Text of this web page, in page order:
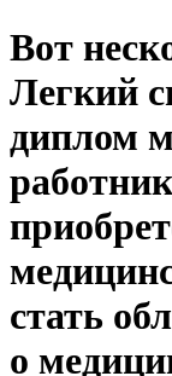
Вот
Легкий
диплом
стать
о